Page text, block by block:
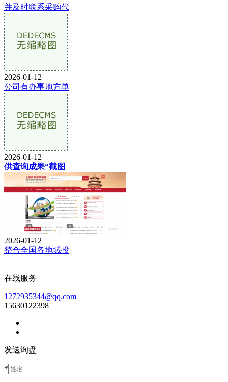
并及时联系采购代
2026-01-12
公司有办事地方单
2026-01-12
供查询成果“截图
2026-01-12
整合全国各地域投
在线服务
1272935344@qq.com
15630122398
发送询盘
*